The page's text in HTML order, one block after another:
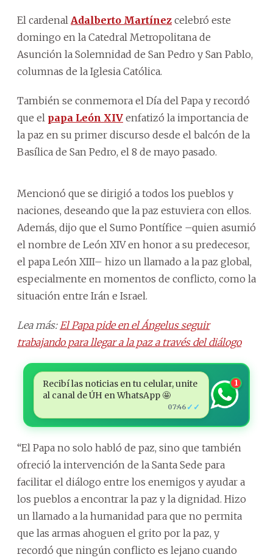
El cardenal Adalberto Martínez celebró este
domingo en la Catedral Metropolitana de
Asunción la Solemnidad de San Pedro y San Pablo,
columnas de la Iglesia Católica.
También se conmemora el Día del Papa y recordó
que el papa León XIV enfatizó la importancia de
la paz en su primer discurso desde el balcón de la
Basílica de San Pedro, el 8 de mayo pasado.
Mencionó que se dirigió a todos los pueblos y
naciones, deseando que la paz estuviera con ellos.
Además, dijo que el Sumo Pontífice –quien asumió
el nombre de León XIV en honor a su predecesor,
el papa León XIII– hizo un llamado a la paz global,
especialmente en momentos de conflicto, como la
situación entre Irán e Israel.
Lea más: El Papa pide en el Ángelus seguir
trabajando para llegar a la paz a través del diálogo
Recibí las noticias en tu celular, unite
al canal de ÚH en WhatsApp 🤩
07:46 ✓✓
1
“El Papa no solo habló de paz, sino que también
ofreció la intervención de la Santa Sede para
facilitar el diálogo entre los enemigos y ayudar a
los pueblos a encontrar la paz y la dignidad. Hizo
un llamado a la humanidad para que no permita
que las armas ahoguen el grito por la paz, y
recordó que ningún conflicto es lejano cuando